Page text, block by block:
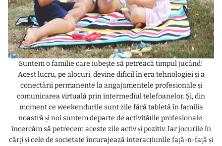
Suntem o familie care iubește să petreacă timpul jucând!
Acest lucru, pe alocuri, devine dificil în era tehnologiei și a
conectării permanente la angajamentele profesionale și
comunicarea virtuală prin intermediul telefoanelor. Și, din
moment ce weekendurile sunt zile fără tabletă în familia
noastră și noi suntem departe de activitățile profesionale,
încercăm să petrecem aceste zile activ și pozitiv. Iar jocurile în
cărți și cele de societate încurajează interacțiunile față-n-față și